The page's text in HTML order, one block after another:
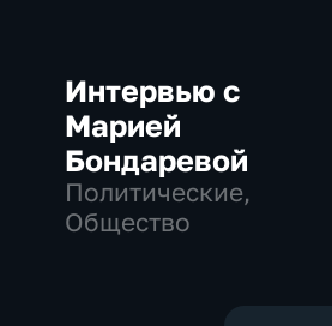
Интервью с
Марией
Бондаревой
Политические,
Общество